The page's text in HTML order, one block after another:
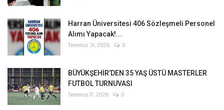
Harran Üniversitesi 406 Sözleşmeli Personel
Alımı Yapacak!...
Temmuz 31, 2026 0
BÜYÜKŞEHİR’DEN 35 YAŞ ÜSTÜ MASTERLER
FUTBOL TURNUVASI
Temmuz 17, 2026 0